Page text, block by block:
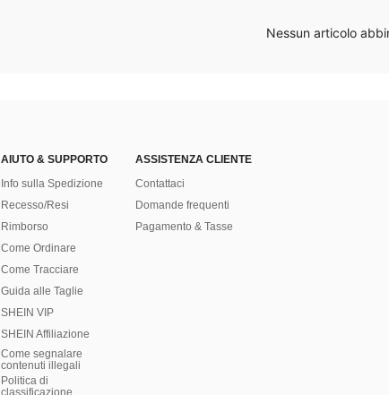
Nessun articolo
AIUTO & SUPPORTO
Info sulla Spedizione
Recesso/Resi
Rimborso
Come Ordinare
Come Tracciare
Guida alle Taglie
SHEIN VIP
SHEIN Affiliazione
Come segnalare
contenuti illegali
Politica di
classificazione
ASSISTENZA CLIENTE
Contattaci
Domande frequenti
Pagamento & Tasse